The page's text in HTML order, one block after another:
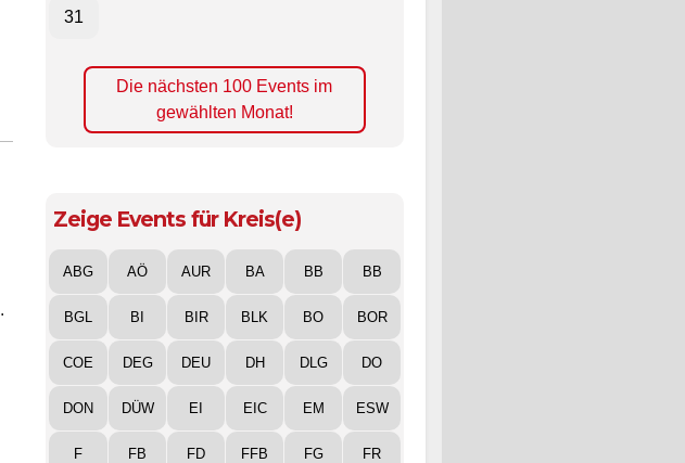
31
Die nächsten 100 Events im
gewählten Monat!
Zeige Events für Kreis(e)
ABG AÖ AUR BA BB BB
BGL BI BIR BLK BO BOR
COE DEG DEU DH DLG DO
DON DÜW EI EIC EM ESW
F FB FD FFB FG FR